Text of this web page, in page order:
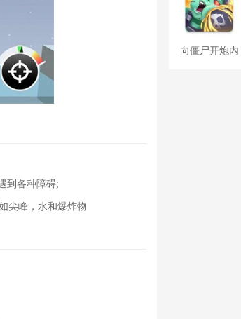
到各种障碍;
尖峰，水和爆炸物
MOD修改器
向僵尸开炮内